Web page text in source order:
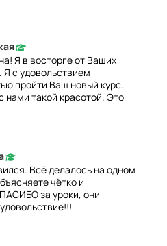
Я в восторге от Ваших
Я с удовольствием
пройти Ваш новый курс.
нами такой красотой. Это
Всё делалось на одном
чётко и
за уроки, они